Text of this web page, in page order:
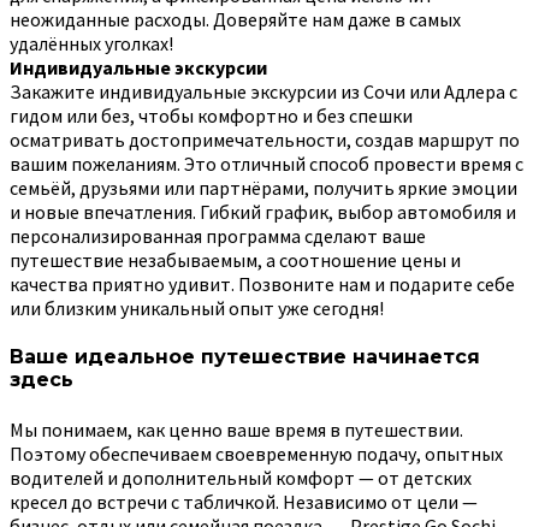
неожиданные расходы. Доверяйте нам даже в самых
удалённых уголках!
Индивидуальные экскурсии
Закажите индивидуальные экскурсии из Сочи или Адлера с
гидом или без, чтобы комфортно и без спешки
осматривать достопримечательности, создав маршрут по
вашим пожеланиям. Это отличный способ провести время с
семьёй, друзьями или партнёрами, получить яркие эмоции
и новые впечатления. Гибкий график, выбор автомобиля и
персонализированная программа сделают ваше
путешествие незабываемым, а соотношение цены и
качества приятно удивит. Позвоните нам и подарите себе
или близким уникальный опыт уже сегодня!
Ваше идеальное путешествие начинается
здесь
Мы понимаем, как ценно ваше время в путешествии.
Поэтому обеспечиваем своевременную подачу, опытных
водителей и дополнительный комфорт — от детских
кресел до встречи с табличкой. Независимо от цели —